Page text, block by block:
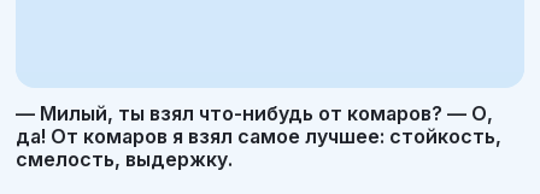
— Милый, ты взял что-нибудь от комаров? — О,
да! От комаров я взял самое лучшее: стойкость,
смелость, выдержку.